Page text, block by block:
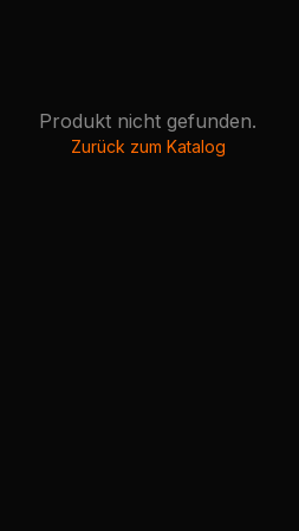
Produkt nicht gefunden.
Zurück zum Katalog